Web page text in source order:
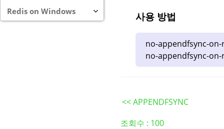
Redis on Windows
사용 방법
no-appendfsync-
no-appendfsync-
<< APPENDFSYNC
조회수 : 100